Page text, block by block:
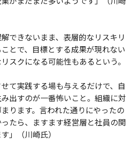
できないまま、表層的なリスキリ
とで、目標とする成果が現れない
スクになる可能性もあるという。
せて実践する場も与えるだけで、自
出すのが一番怖いこと。組織に対
ります。言われた通りにやったの
たら、ますます経営層と社員の関
」（川崎氏）